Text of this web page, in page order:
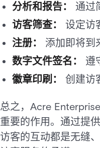
分析和报告： 通过
访客筛查： 设定访
注册： 添加即将到
数字文件签名： 遵
徽章印刷： 创建访
总之，Acre
重要的作用。通过提
访客的互动都是无缝